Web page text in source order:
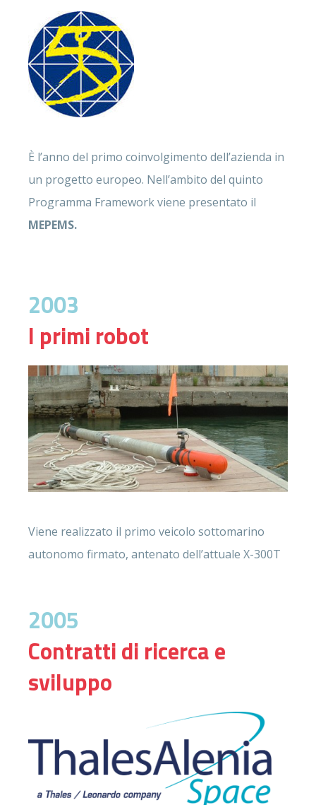
È l’anno del primo coinvolgimento dell’azienda in
un progetto europeo. Nell’ambito del quinto
Programma Framework viene presentato il
MEPEMS.
2003
I primi robot
Viene realizzato il primo veicolo sottomarino
autonomo firmato, antenato dell’attuale X-300T
Contratti di ricerca e
sviluppo
2005